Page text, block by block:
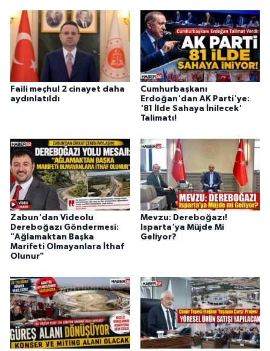
Faili meçhul 2 cinayet daha
aydınlatıldı
Cumhurbaşkanı
Erdoğan'dan AK Parti'ye:
'81 İlde Sahaya İnilecek'
Talimatı!
Zabun'dan Videolu
Dereboğazı Göndermesi:
"Ağlamaktan Başka
Marifeti Olmayanlara İthaf
Olunur"
Mevzu: Dereboğazı!
Isparta'ya Müjde Mi
Geliyor?